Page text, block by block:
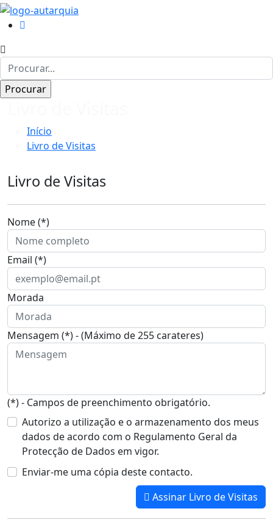
Início
Livro de Visitas
Livro de Visitas
Nome (*)
Email (*)
Morada
Mensagem (*) - (Máximo de 255 carateres)
(*) - Campos de preenchimento obrigatório.
Autorizo a utilização e o armazenamento dos meus
dados de acordo com o Regulamento Geral da
Protecção de Dados em vigor.
Enviar-me uma cópia deste contacto.
Assinar Livro de Visitas